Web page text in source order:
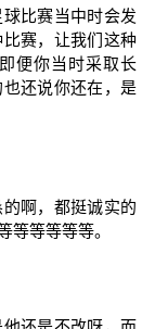
比赛当中时会发
赛，让我们这种
便你当时采取长
还说你还在，是
啊，都挺诚实的
等等等等等。